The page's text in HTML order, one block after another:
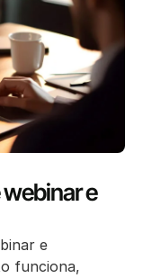
e
e
funciona,